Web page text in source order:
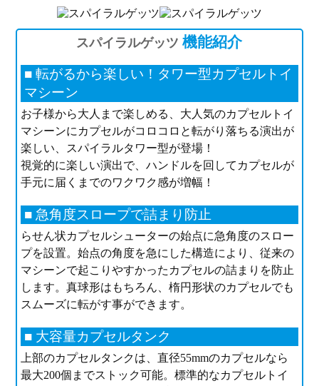
スパイラルゲッツ 機能紹介
■ 転がるから楽しい！タワー型カプセルトイ
マシーン
お子様から大人まで楽しめる、大人気のカプセルトイ
マシーンにカプセルがコロコロと転がり落ちる演出が
楽しい、スパイラルタワー型が登場！
視覚的に楽しい演出で、ハンドルを回してカプセルが
手元に届くまでのワクワク感が増幅！
■ 急角度スロープで詰まり防止
らせん状カプセルシューターの始点に急角度のスロー
プを設置。始点の角度を急にした構造により、従来の
マシーンで起こりやすかったカプセルの詰まりを防止
します。真球形はもちろん、楕円形状のカプセルでも
スムーズに転がす事ができます。
■ 大容量カプセルタンク
上部のカプセルタンクは、直径55mmのカプセルなら
最大200個までストック可能。標準的なカプセルトイ